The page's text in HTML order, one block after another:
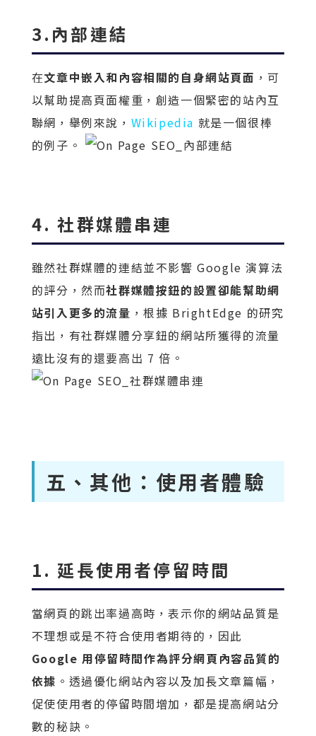
3.內部連結
在文章中嵌入和內容相關的自身網站頁面 ，可
以幫助提高頁面權重，創造一個緊密的站內互
聯網，舉例來說， Wikipedia 就是一個很棒
的例子。
4. 社群媒體串連
雖然社群媒體的連結並不影響 Google 演算法
的評分，然而社群媒體按鈕的設置卻能幫助網
站引入更多的流量 ，根據 BrightEdge 的研究
指出，有社群媒體分享鈕的網站所獲得的流量
遠比沒有的還要高出 7 倍。
五、其他：使用者體驗
1. 延長使用者停留時間
當網頁的跳出率過高時，表示你的網站品質是
不理想或是不符合使用者期待的，因此
Google 用停留時間作為評分網頁內容品質的
依據 。透過優化網站內容以及加長文章篇幅，
促使使用者的停留時間增加，都是提高網站分
數的秘訣。